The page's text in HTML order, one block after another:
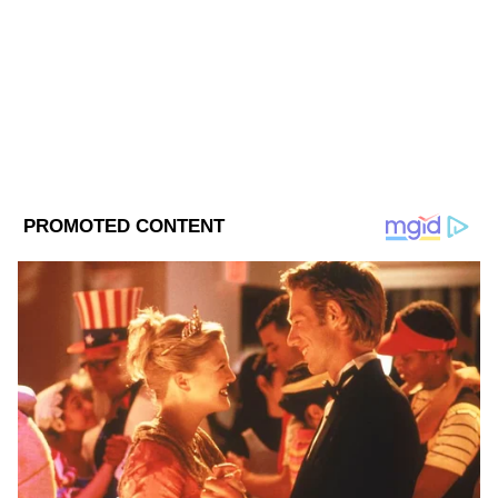
Related Articles
DA না সপ্তম বেতন কমিশন, কোনটার টাকা সবার আগে
হাতে পাবেন সরকারি কর্মীরা
আইনজীবী মমতার 'ENTRY' নিয়ে পশ্চিমবঙ্গ বার